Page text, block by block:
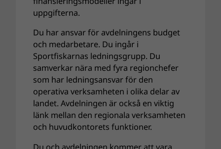
uppgifterna.
Du har ansvar för avdelningens budget
och medarbetare. Du ingår i
Sportfiskarnas ledningsgrupp. Du
samverkar nära med fyra regionchefer
som har ledningsansvar för den
operativa verksamheten i olika delar av
landet. Avdelningen är också en viktig
länk mellan den regionala verksamheten
och huvudkontorets funktioner.